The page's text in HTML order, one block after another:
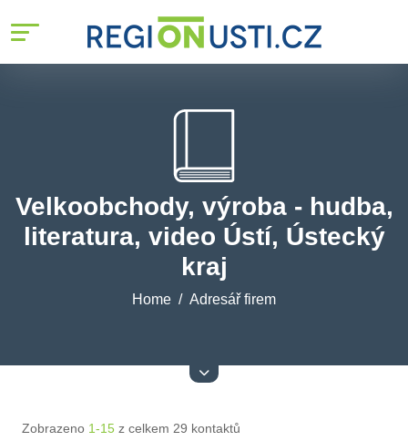
Velkoobchody, výroba - hudba,
literatura, video Ústí, Ústecký
kraj
Home Adresář firem
Zobrazeno 1-15 z celkem 29 kontaktů